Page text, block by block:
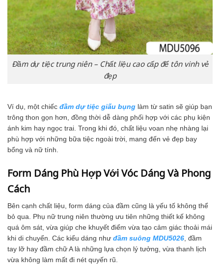
Đầm dự tiệc trung niên – Chất liệu cao cấp để tôn vinh vẻ
đẹp
Ví dụ, một chiếc đầm dự tiệc giấu bụng làm từ satin sẽ giúp bạn
trông thon gọn hơn, đồng thời dễ dàng phối hợp với các phụ kiện
ánh kim hay ngọc trai. Trong khi đó, chất liệu voan nhẹ nhàng lại
phù hợp với những bữa tiệc ngoài trời, mang đến vẻ đẹp bay
bổng và nữ tính.
Form Dáng Phù Hợp Với Vóc Dáng Và Phong
Cách
Bên cạnh chất liệu, form dáng của đầm cũng là yếu tố không thể
bỏ qua. Phụ nữ trung niên thường ưu tiên những thiết kế không
quá ôm sát, vừa giúp che khuyết điểm vừa tạo cảm giác thoải mái
khi di chuyển. Các kiểu dáng như đầm suông MDU5026 , đầm
tay lỡ hay đầm chữ A là những lựa chọn lý tưởng, vừa thanh lịch
vừa không làm mất đi nét quyến rũ.